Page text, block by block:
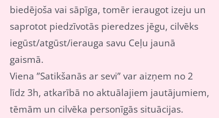
biedējoša vai sāpīga, tomēr ieraugot izeju un
saprotot piedzīvotās pieredzes jēgu, cilvēks
iegūst/atgūst/ierauga savu Ceļu jaunā
gaismā.
Viena ”Satikšanās ar sevi” var aizņem no 2
līdz 3h, atkarībā no aktuālajiem jautājumiem,
tēmām un cilvēka personīgās situācijas.